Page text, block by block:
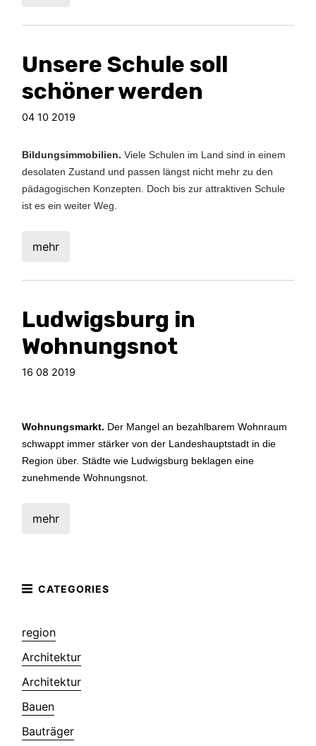
Unsere Schule soll
schöner werden
04 10 2019
Bildungsimmobilien.Viele Schulen im Land sind in einem
desolaten Zustand und passen längst nicht mehr zu den
pädagogischen Konzepten. Doch bis zur attraktiven Schule
ist es ein weiter Weg.
mehr
Ludwigsburg in
Wohnungsnot
16 08 2019
Wohnungsmarkt. Der Mangel an bezahlbarem Wohnraum
schwappt immer stärker von der Landeshauptstadt in die
Region über. Städte wie Ludwigsburg beklagen eine
zunehmende Wohnungsnot.
mehr
region
Architektur
Architektur
Bauen
Bauträger